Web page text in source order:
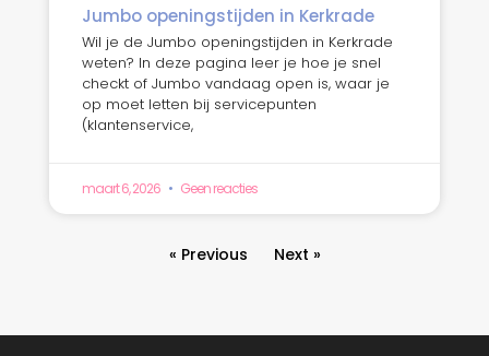
Jumbo openingstijden in Kerkrade
Wil je de Jumbo openingstijden in Kerkrade
weten? In deze pagina leer je hoe je snel
checkt of Jumbo vandaag open is, waar je
op moet letten bij servicepunten
(klantenservice,
maart 6, 2026 Geen reacties
« Previous Next »